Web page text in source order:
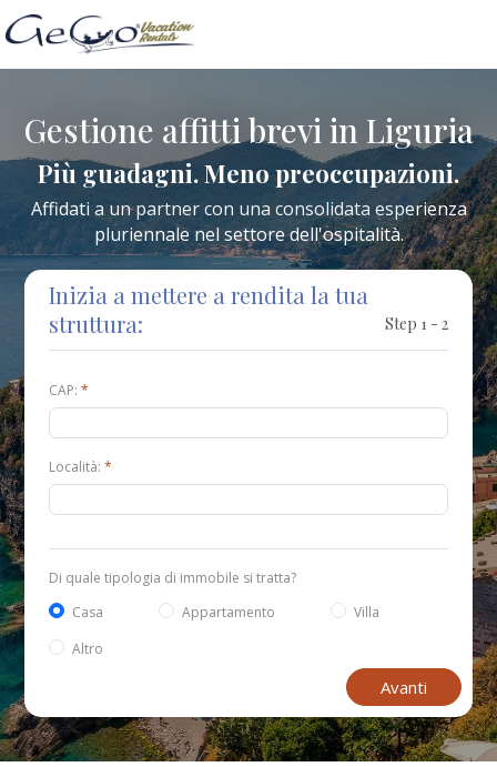
Gestione affitti brevi in Liguria
Più guadagni. Meno preoccupazioni.
Affidati a un partner con una consolidata esperienza
pluriennale nel settore dell'ospitalità.
Inizia a mettere a rendita la tua
struttura:
Step 1 - 2
CAP:*
Località:*
Di quale tipologia di immobile si tratta?
Casa
Appartamento
Villa
Altro
Avanti